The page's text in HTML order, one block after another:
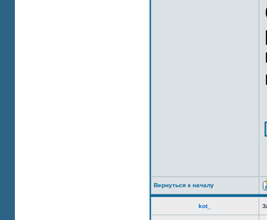
Вернуться к началу
kot_